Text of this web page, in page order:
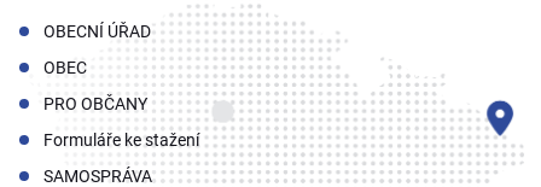
OBECNÍ ÚŘAD
OBEC
PRO OBČANY
Formuláře ke stažení
SAMOSPRÁVA